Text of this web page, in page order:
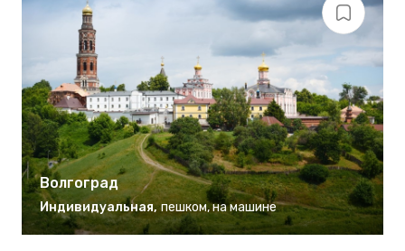
Волгоград
Индивидуальная, пешком, на машине